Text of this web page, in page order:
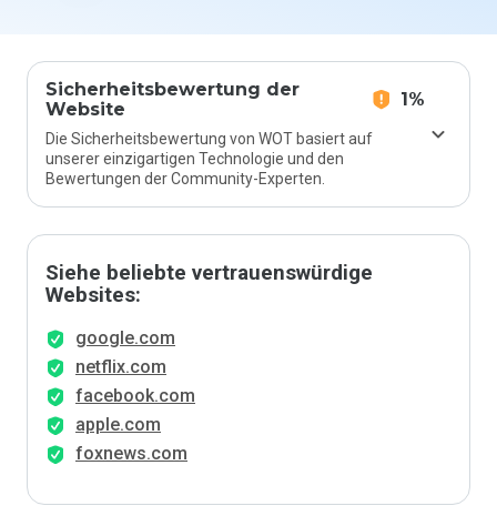
Sicherheitsbewertung der
Website
1%
Die Sicherheitsbewertung von WOT basiert auf
unserer einzigartigen Technologie und den
Bewertungen der Community-Experten.
Siehe beliebte vertrauenswürdige
Websites:
google.com
netflix.com
facebook.com
apple.com
foxnews.com